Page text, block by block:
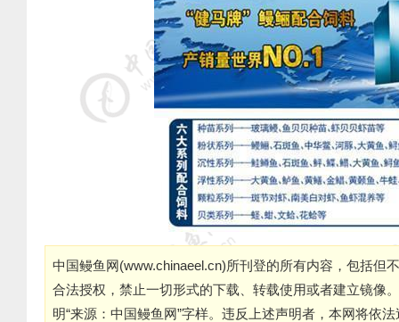
中国鳗鱼网(www.chinaeel.cn)所刊登的所有内容，包括但
合法授权，禁止一切形式的下载、转载使用或者建立镜像
明“来源：中国鳗鱼网”字样。违反上述声明者，本网将依